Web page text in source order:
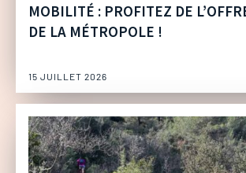
MOBILITÉ : PROFITEZ DE
DE LA MÉTROPOLE !
15 JUILLET 2026